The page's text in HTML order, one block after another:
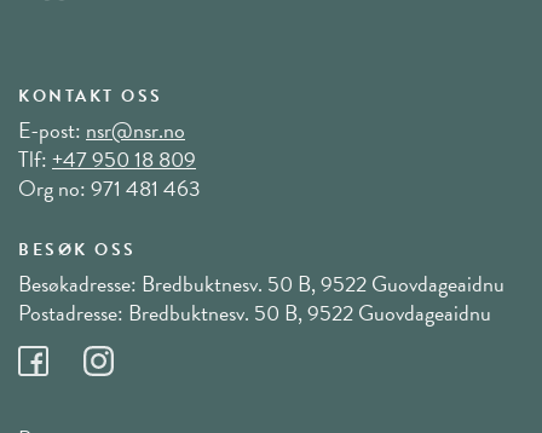
KONTAKT OSS
E-post:nsr@nsr.no
Tlf:+47 950 18 809
Org no: 971 481 463
BESØK OSS
Besøkadresse: Bredbuktnesv. 50 B, 9522 Guovdageaidnu
Postadresse: Bredbuktnesv. 50 B, 9522 Guovdageaidnu